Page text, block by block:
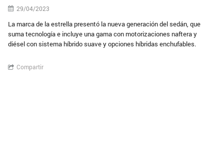
29/04/2023
La marca de la estrella presentó la nueva generación del sedán, que
suma tecnología e incluye una gama con motorizaciones naftera y
diésel con sistema híbrido suave y opciones híbridas enchufables.
Compartir